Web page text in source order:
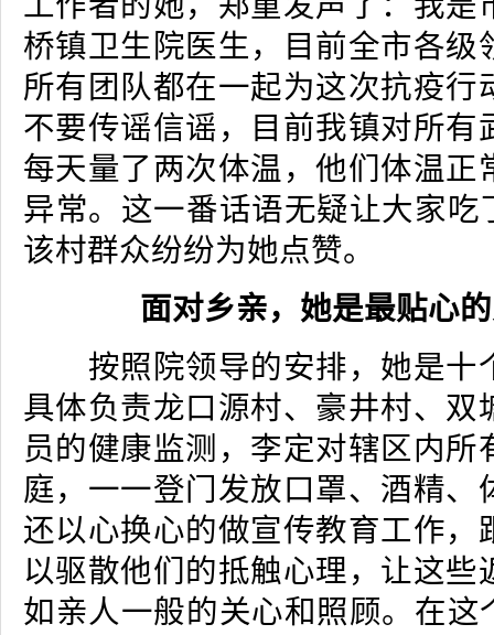
桥镇卫生院医生，目前全市各级
所有团队都在一起为这次抗疫行
不要传谣信谣，目前我镇对所有
每天量了两次体温，他们体温正
异常。这一番话语无疑让大家吃
该村群众纷纷为她点赞。
面对乡亲，她是最贴心
按照院领导的安排，她是十
具体负责龙口源村、豪井村、双
员的健康监测，李定对辖区内所
庭，一一登门发放口罩、酒精、
还以心换心的做宣传教育工作，
以驱散他们的抵触心理，让这些
如亲人一般的关心和照顾。在这